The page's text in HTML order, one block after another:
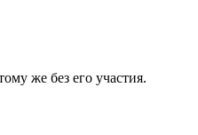
же без его участия.